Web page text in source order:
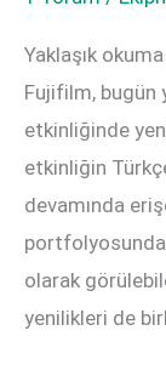
Yaklaşık
Fujifilm, bugün
etkinliğinde
etkinliğin
devamında
olarak
yenilikleri de